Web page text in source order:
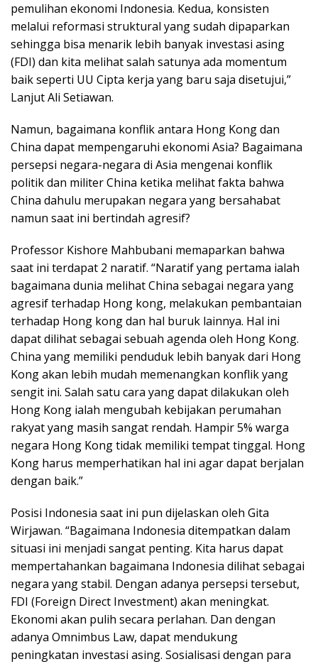
pemulihan ekonomi Indonesia. Kedua, konsisten
melalui reformasi struktural yang sudah dipaparkan
sehingga bisa menarik lebih banyak investasi asing
(FDI) dan kita melihat salah satunya ada momentum
baik seperti UU Cipta kerja yang baru saja disetujui,”
Lanjut Ali Setiawan.
Namun, bagaimana konflik antara Hong Kong dan
China dapat mempengaruhi ekonomi Asia? Bagaimana
persepsi negara-negara di Asia mengenai konflik
politik dan militer China ketika melihat fakta bahwa
China dahulu merupakan negara yang bersahabat
namun saat ini bertindah agresif?
Professor Kishore Mahbubani memaparkan bahwa
saat ini terdapat 2 naratif. “Naratif yang pertama ialah
bagaimana dunia melihat China sebagai negara yang
agresif terhadap Hong kong, melakukan pembantaian
terhadap Hong kong dan hal buruk lainnya. Hal ini
dapat dilihat sebagai sebuah agenda oleh Hong Kong.
China yang memiliki penduduk lebih banyak dari Hong
Kong akan lebih mudah memenangkan konflik yang
sengit ini. Salah satu cara yang dapat dilakukan oleh
Hong Kong ialah mengubah kebijakan perumahan
rakyat yang masih sangat rendah. Hampir 5% warga
negara Hong Kong tidak memiliki tempat tinggal. Hong
Kong harus memperhatikan hal ini agar dapat berjalan
dengan baik.”
Posisi Indonesia saat ini pun dijelaskan oleh Gita
Wirjawan. “Bagaimana Indonesia ditempatkan dalam
situasi ini menjadi sangat penting. Kita harus dapat
mempertahankan bagaimana Indonesia dilihat sebagai
negara yang stabil. Dengan adanya persepsi tersebut,
FDI (Foreign Direct Investment) akan meningkat.
Ekonomi akan pulih secara perlahan. Dan dengan
adanya Omnimbus Law, dapat mendukung
peningkatan investasi asing. Sosialisasi dengan para